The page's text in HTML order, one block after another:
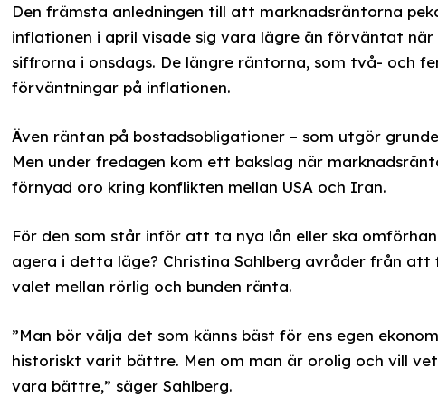
Den främsta anledningen till att marknadsräntorna
inflationen i april visade sig vara lägre än förväntat
siffrorna i onsdags. De längre räntorna, som två- och
förväntningar på inflationen.
Även räntan på bostadsobligationer – som utgör
Men under fredagen kom ett bakslag när
förnyad oro kring konflikten mellan USA och Iran.
För den som står inför att ta nya lån eller ska
agera i detta läge? Christina Sahlberg avråder från
valet mellan rörlig och bunden ränta.
”Man bör välja det som känns bäst för ens egen
historiskt varit bättre. Men om man är orolig och vill
vara bättre,” säger Sahlberg.